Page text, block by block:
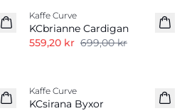
Kaffe Curve
KCbrianne Cardigan
559,20 kr 699,00 kr
Kaffe Curve
KCsirana Byxor